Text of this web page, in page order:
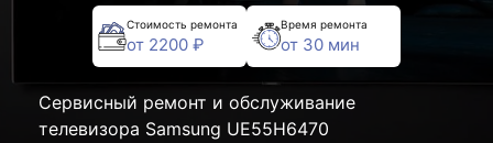
Стоимость ремонта
от 2200 ₽
Время ремонта
от 30 мин
Сервисный ремонт и обслуживание
телевизора Samsung UE55H6470